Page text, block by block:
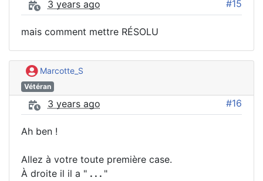
3 years ago #15
mais comment mettre RÉSOLU
Marcotte_S
Vétéran
3 years ago #16
Ah ben !
Allez à votre toute première case.
À droite il il a " . . . "